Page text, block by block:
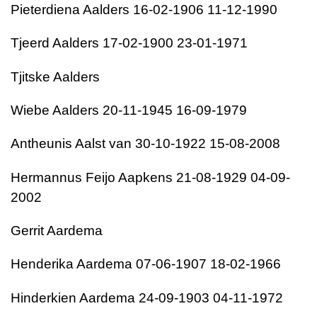
Pieterdiena Aalders 16-02-1906 11-12-1990
Tjeerd Aalders 17-02-1900 23-01-1971
Tjitske Aalders
Wiebe Aalders 20-11-1945 16-09-1979
Antheunis Aalst van 30-10-1922 15-08-2008
Hermannus Feijo Aapkens 21-08-1929 04-09-
2002
Gerrit Aardema
Henderika Aardema 07-06-1907 18-02-1966
Hinderkien Aardema 24-09-1903 04-11-1972